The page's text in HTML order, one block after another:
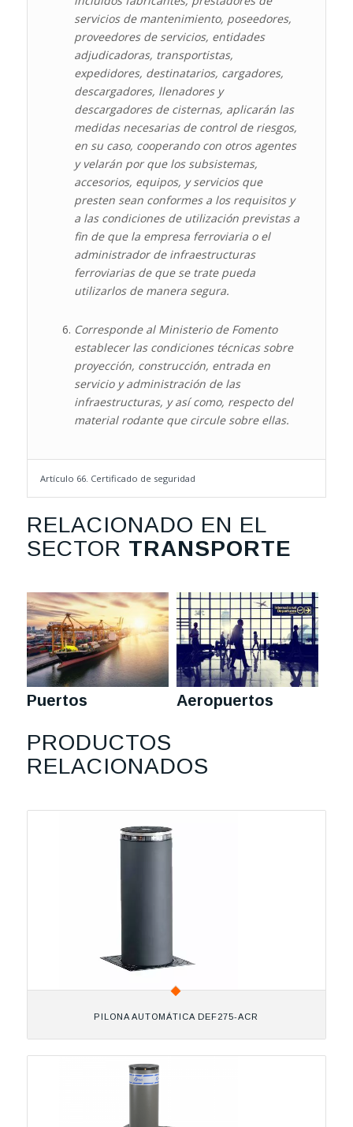
servicios de mantenimiento, poseedores,
proveedores de servicios, entidades
adjudicadoras, transportistas,
expedidores, destinatarios, cargadores,
descargadores, llenadores y
descargadores de cisternas, aplicarán las
medidas necesarias de control de riesgos,
en su caso, cooperando con otros agentes
y velarán por que los subsistemas,
accesorios, equipos, y servicios que
presten sean conformes a los requisitos y
a las condiciones de utilización previstas a
fin de que la empresa ferroviaria o el
administrador de infraestructuras
ferroviarias de que se trate pueda
utilizarlos de manera segura.
Corresponde al Ministerio de Fomento
establecer las condiciones técnicas sobre
proyección, construcción, entrada en
servicio y administración de las
infraestructuras, y así como, respecto del
material rodante que circule sobre ellas.
Artículo 66. Certificado de seguridad
RELACIONADO EN EL
SECTOR TRANSPORTE
Puertos Aeropuertos
PRODUCTOS
RELACIONADOS
PILONA AUTOMÁTICA DEF275-ACR